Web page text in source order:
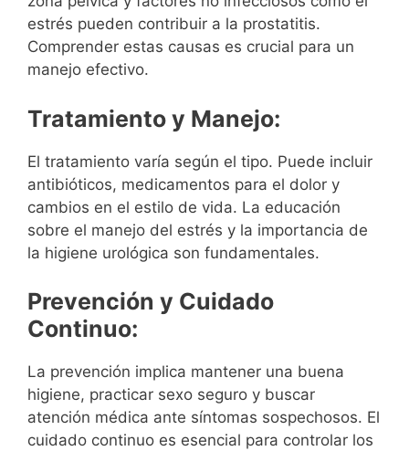
estrés pueden contribuir a la prostatitis.
Comprender estas causas es crucial para un
manejo efectivo.
Tratamiento y Manejo:
El tratamiento varía según el tipo. Puede incluir
antibióticos, medicamentos para el dolor y
cambios en el estilo de vida. La educación
sobre el manejo del estrés y la importancia de
la higiene urológica son fundamentales.
Prevención y Cuidado
Continuo:
La prevención implica mantener una buena
higiene, practicar sexo seguro y buscar
atención médica ante síntomas sospechosos. El
cuidado continuo es esencial para controlar los